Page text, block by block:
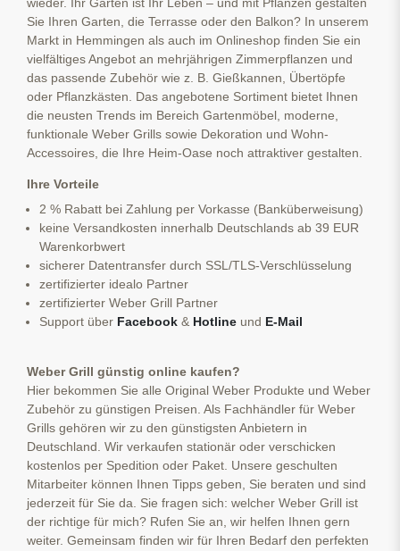
Sie Ihren Garten, die Terrasse oder den Balkon? In unserem
Markt in Hemmingen als auch im Onlineshop finden Sie ein
vielfältiges Angebot an mehrjährigen Zimmerpflanzen und
das passende Zubehör wie z. B. Gießkannen, Übertöpfe
oder Pflanzkästen. Das angebotene Sortiment bietet Ihnen
die neusten Trends im Bereich Gartenmöbel, moderne,
funktionale Weber Grills sowie Dekoration und Wohn-
Accessoires, die Ihre Heim-Oase noch attraktiver gestalten.
Ihre Vorteile
2 % Rabatt bei Zahlung per Vorkasse (Banküberweisung)
keine Versandkosten innerhalb Deutschlands ab 39 EUR
Warenkorbwert
sicherer Datentransfer durch SSL/TLS-Verschlüsselung
zertifizierter idealo Partner
zertifizierter Weber Grill Partner
Support über Facebook & Hotline und E-Mail
Weber Grill günstig online kaufen?
Hier bekommen Sie alle Original Weber Produkte und Weber
Zubehör zu günstigen Preisen. Als Fachhändler für Weber
Grills gehören wir zu den günstigsten Anbietern in
Deutschland. Wir verkaufen stationär oder verschicken
kostenlos per Spedition oder Paket. Unsere geschulten
Mitarbeiter können Ihnen Tipps geben, Sie beraten und sind
jederzeit für Sie da. Sie fragen sich: welcher Weber Grill ist
der richtige für mich? Rufen Sie an, wir helfen Ihnen gern
weiter. Gemeinsam finden wir für Ihren Bedarf den perfekten